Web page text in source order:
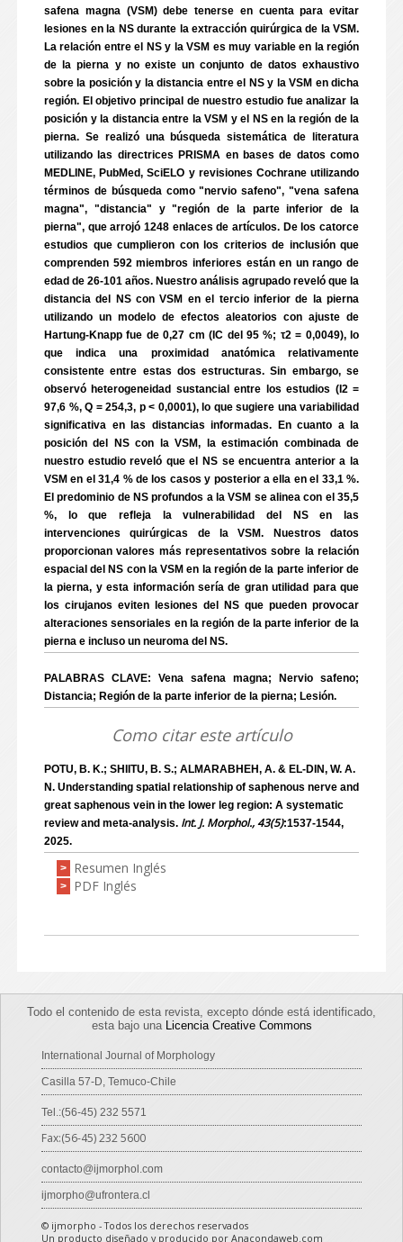
safena magna (VSM) debe tenerse en cuenta para evitar
lesiones en la NS durante la extracción quirúrgica de la VSM.
La relación entre el NS y la VSM es muy variable en la región
de la pierna y no existe un conjunto de datos exhaustivo
sobre la posición y la distancia entre el NS y la VSM en dicha
región. El objetivo principal de nuestro estudio fue analizar la
posición y la distancia entre la VSM y el NS en la región de la
pierna. Se realizó una búsqueda sistemática de literatura
utilizando las directrices PRISMA en bases de datos como
MEDLINE, PubMed, SciELO y revisiones Cochrane utilizando
términos de búsqueda como "nervio safeno", "vena safena
magna", "distancia" y "región de la parte inferior de la
pierna", que arrojó 1248 enlaces de artículos. De los catorce
estudios que cumplieron con los criterios de inclusión que
comprenden 592 miembros inferiores están en un rango de
edad de 26-101 años. Nuestro análisis agrupado reveló que la
distancia del NS con VSM en el tercio inferior de la pierna
utilizando un modelo de efectos aleatorios con ajuste de
Hartung-Knapp fue de 0,27 cm (IC del 95 %; τ2 = 0,0049), lo
que indica una proximidad anatómica relativamente
consistente entre estas dos estructuras. Sin embargo, se
observó heterogeneidad sustancial entre los estudios (I2 =
97,6 %, Q = 254,3, p < 0,0001), lo que sugiere una variabilidad
significativa en las distancias informadas. En cuanto a la
posición del NS con la VSM, la estimación combinada de
nuestro estudio reveló que el NS se encuentra anterior a la
VSM en el 31,4 % de los casos y posterior a ella en el 33,1 %.
El predominio de NS profundos a la VSM se alinea con el 35,5
%, lo que refleja la vulnerabilidad del NS en las
intervenciones quirúrgicas de la VSM. Nuestros datos
proporcionan valores más representativos sobre la relación
espacial del NS con la VSM en la región de la parte inferior de
la pierna, y esta información sería de gran utilidad para que
los cirujanos eviten lesiones del NS que pueden provocar
alteraciones sensoriales en la región de la parte inferior de la
pierna e incluso un neuroma del NS.
PALABRAS CLAVE: Vena safena magna; Nervio safeno;
Distancia; Región de la parte inferior de la pierna; Lesión.
Como citar este artículo
POTU, B. K.; SHIITU, B. S.; ALMARABHEH, A. & EL-DIN, W. A.
N. Understanding spatial relationship of saphenous nerve and
great saphenous vein in the lower leg region: A systematic
review and meta-analysis. Int. J. Morphol., 43(5):1537-1544,
2025.
> Resumen Inglés
> PDF Inglés
Todo el contenido de esta revista, excepto dónde está identificado,
esta bajo una Licencia Creative Commons
International Journal of Morphology
Casilla 57-D, Temuco-Chile
Tel.:(56-45) 232 5571
Fax:(56-45) 232 5600
contacto@ijmorphol.com
ijmorpho@ufrontera.cl
© ijmorpho - Todos los derechos reservados
Un producto diseñado y producido por Anacondaweb.com